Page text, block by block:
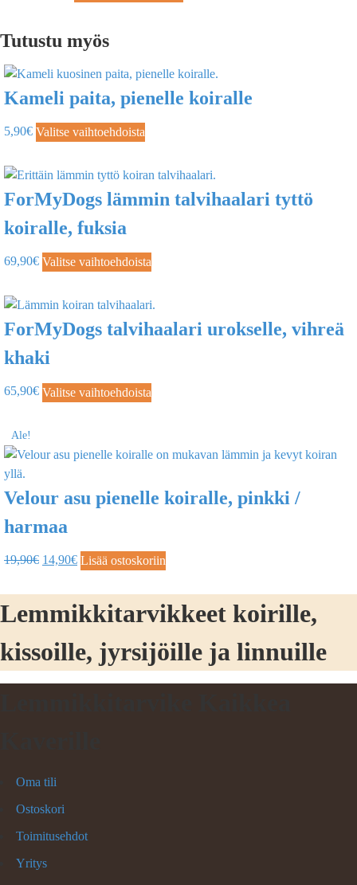
Tutustu myös
Kameli paita, pienelle koiralle
5,90€ Valitse vaihtoehdoista
ForMyDogs lämmin talvihaalari tyttö
koiralle, fuksia
69,90€ Valitse vaihtoehdoista
ForMyDogs talvihaalari urokselle, vihreä
khaki
65,90€ Valitse vaihtoehdoista
Ale!
Velour asu pienelle koiralle, pinkki /
harmaa
19,90€ 14,90€ Lisää ostoskoriin
Lemmikkitarvikkeet koirille,
kissoille, jyrsijöille ja linnuille
Oma tili
Ostoskori
Toimitusehdot
Yritys